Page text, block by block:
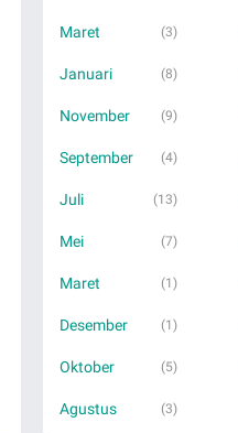
Maret (3)
Januari (8)
November (9)
September (4)
Juli (13)
Mei (7)
Maret (1)
Desember (1)
Oktober (5)
Agustus (3)